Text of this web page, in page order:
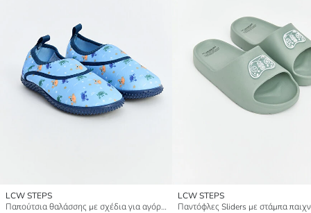
LCW STEPS
Παπούτσια θαλάσσης με σχέδια για αγόρια
LCW STEPS